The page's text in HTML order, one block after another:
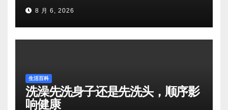
8 月 6, 2026
生活百科
洗澡先洗身子还是先洗头，顺序影
响健康